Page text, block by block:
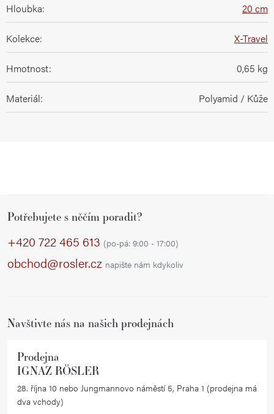
Hloubka: 20 cm
Kolekce: X-Travel
Hmotnost: 0,65 kg
Materiál: Polyamid / Kůže
Potřebujete s něčím poradit?
+420 722 465 613 (po-pá: 9:00 - 17:00)
obchod@rosler.cz napište nám kdykoliv
Navštivte nás na našich prodejnách
Prodejna
IGNAZ RÖSLER
28. října 10 nebo Jungmannovo náměstí 5, Praha 1 (prodejna má
dva vchody)